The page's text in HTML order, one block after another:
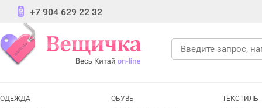
+7 904 629 22 32
ОДЕЖДА ОБУВЬ
ТЕКСТИЛЬ